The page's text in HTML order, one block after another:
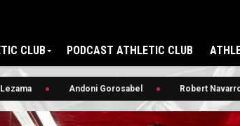
CLUB PODCAST ATHLETIC CLUB
Andoni Gorosabel Robert Navarro